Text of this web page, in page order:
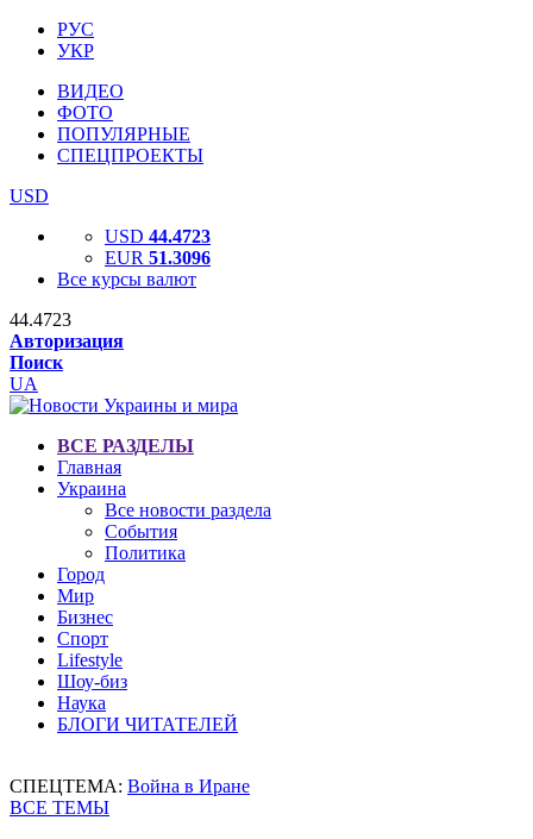
РУС
УКР
ВИДЕО
ФОТО
ПОПУЛЯРНЫЕ
СПЕЦПРОЕКТЫ
USD
USD 44.4723
EUR 51.3096
Все курсы валют
44.4723
Авторизация
Поиск
UA
ВСЕ РАЗДЕЛЫ
Главная
Украина
Все новости раздела
События
Политика
Город
Мир
Бизнес
Спорт
Lifestyle
Шоу-биз
Наука
БЛОГИ ЧИТАТЕЛЕЙ
СПЕЦТЕМА: Война в Иране
ВСЕ ТЕМЫ